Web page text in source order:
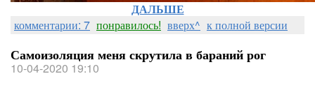
ДАЛЬШЕ
комментарии: 7 понравилось! вверх^ к полной версии
Самоизоляция меня скрутила в бараний рог
10-04-2020 19:10